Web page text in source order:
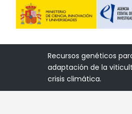
Recursos genéticos
adaptación de la
crisis climática.